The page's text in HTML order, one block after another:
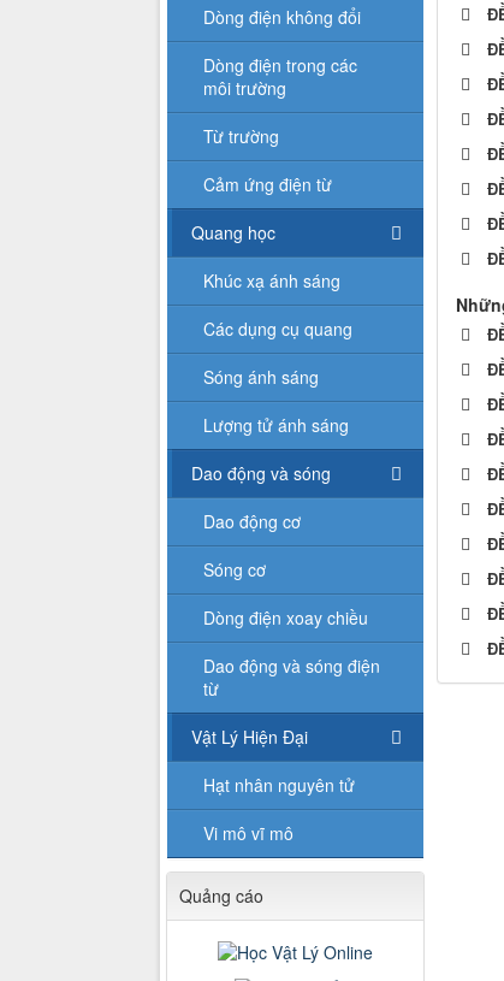
Dòng điện không đổi
Dòng điện trong các
môi trường
Từ trường
Cảm ứng điện từ
Quang học
Khúc xạ ánh sáng
Các dụng cụ quang
Sóng ánh sáng
Lượng tử ánh sáng
Dao động và sóng
Dao động cơ
Sóng cơ
Dòng điện xoay chiều
Dao động và sóng điện
từ
Vật Lý Hiện Đại
Hạt nhân nguyên tử
Vi mô vĩ mô
Quảng cáo